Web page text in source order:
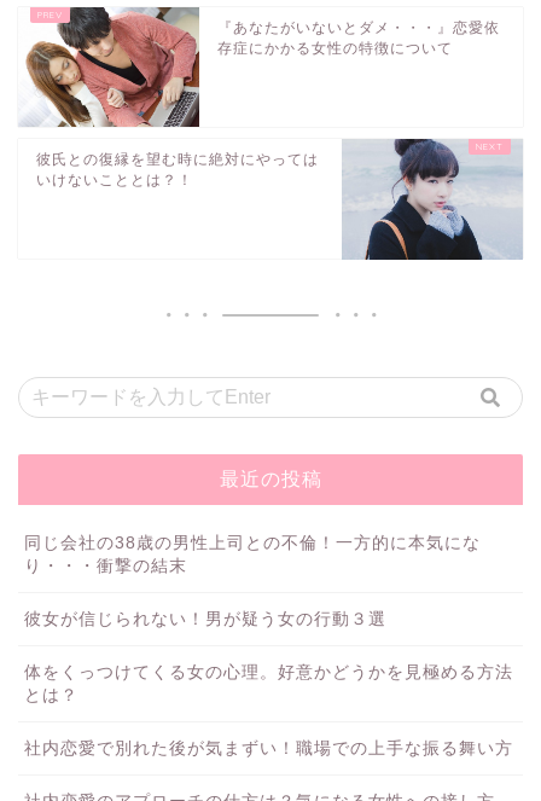
『あなたがいないとダメ・・・』恋愛依
存症にかかる女性の特徴について
彼氏との復縁を望む時に絶対にやっては
いけないこととは？！
最近の投稿
同じ会社の38歳の男性上司との不倫！一方的に本気にな
り・・・衝撃の結末
彼女が信じられない！男が疑う女の行動３選
体をくっつけてくる女の心理。好意かどうかを見極める方法
とは？
社内恋愛で別れた後が気まずい！職場での上手な振る舞い方